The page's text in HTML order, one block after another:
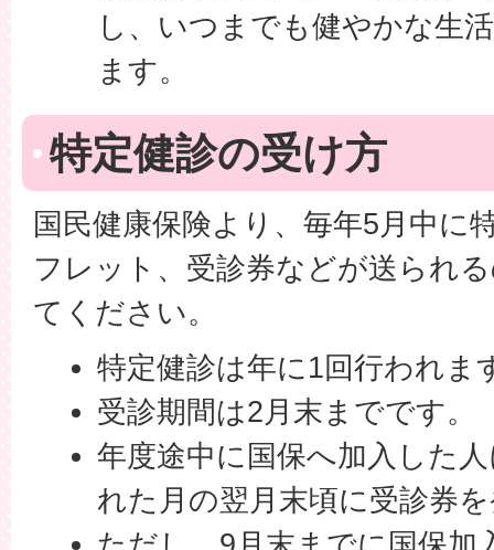
し、いつまでも健やかな生
ます。
特定健診の受け方
国民健康保険より、毎年5月中に
フレット、受診券などが送られ
てください。
特定健診は年に1回行われま
受診期間は2月末までです。
年度途中に国保へ加入した
れた月の翌月末頃に受診券